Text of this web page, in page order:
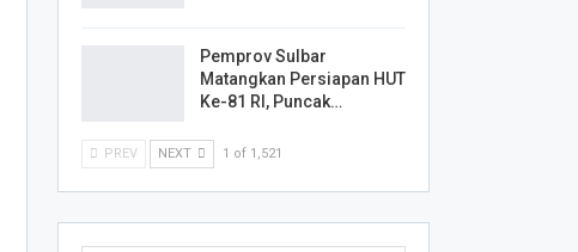
Pemprov Sulbar
Matangkan Persiapan HUT
Ke-81 RI, Puncak…
PREV NEXT 1 of 1,521